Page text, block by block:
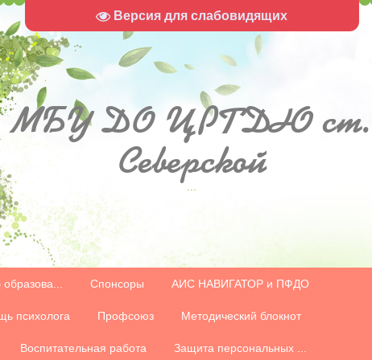
Версия для слабовидящих
МБУДО ЦРТДЮ ст.
Северской
...
Спонсоры АИС НАВИГАТОР и ПФДО
психолога Профсоюз Методический блокнот
Воспитательная работа Защита персональных ...